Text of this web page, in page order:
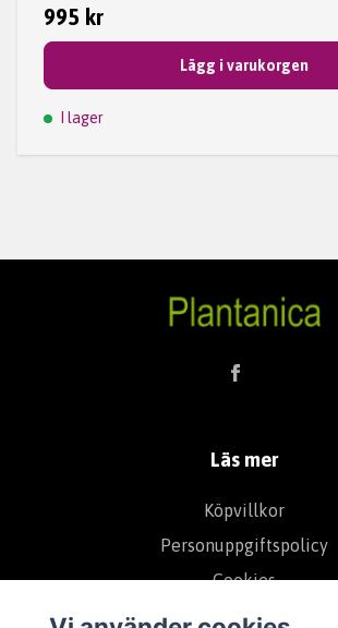
995 kr
Lägg i varukorgen
I lager
Läs mer
Köpvillkor
Personuppgiftspolicy
Cookies
Om Oss